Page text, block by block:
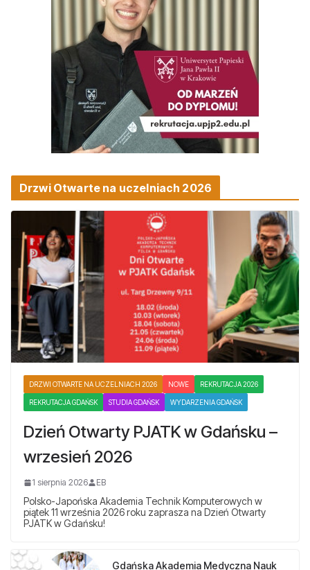
Drzwi Otwarte na uczelniach 2026
DRZWI OTWARTE NA UCZELNIACH 2026 NOWE REKRUTACJA 2026
REKRUTACJA GDAŃSK STUDIA GDAŃSK WYDARZENIA GDAŃSK
Dzień Otwarty PJATK w Gdańsku –
wrzesień 2026
1 sierpnia 2026 EB
Polsko-Japońska Akademia Technik Komputerowych w
piątek 11 września 2026 roku zaprasza na Dzień Otwarty
PJATK w Gdańsku!
Gdańska Akademia Medyczna Nauk